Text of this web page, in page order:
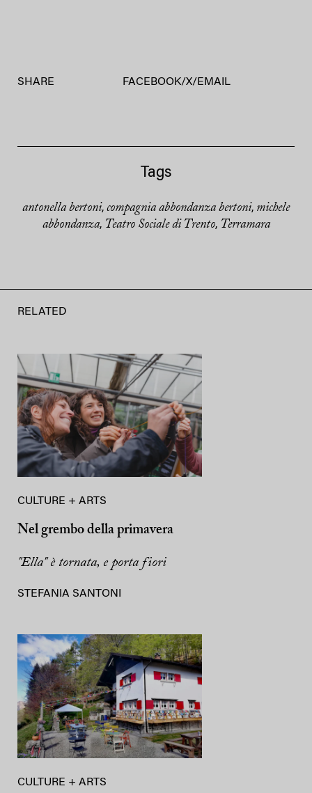
SHARE FACEBOOK/X/ EMAIL
Tags
antonella bertoni, compagnia abbondanza bertoni, michele
abbondanza, Teatro Sociale di Trento, Terramara
RELATED
CULTURE + ARTS
Nel grembo della primavera
"Ella" è tornata, e porta fiori
STEFANIA SANTONI
CULTURE + ARTS